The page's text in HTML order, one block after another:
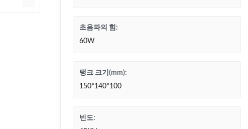
초음파의 힘:
60W
탱크 크기(mm):
150*140*100
빈도: